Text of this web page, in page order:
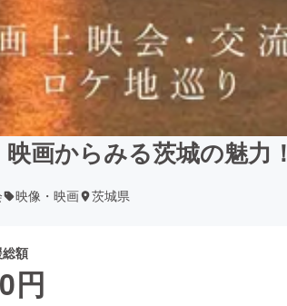
画からみる茨城の魅力！
映像・映画 茨城県
額
円